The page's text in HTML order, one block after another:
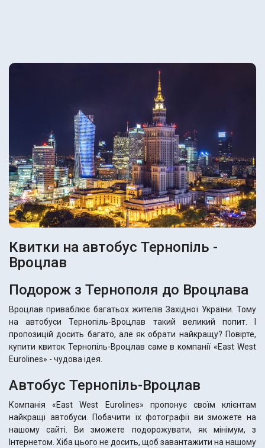
Квитки на автобус Тернопіль -
Вроцлав
Подорож з Тернополя до Вроцлава
Вроцлав приваблює багатьох жителів Західної України. Тому
на автобуси Тернопіль-Вроцлав такий великий попит. І
пропозицій досить багато, але як обрати найкращу? Повірте,
купити квиток Тернопіль-Вроцлав саме в компанії «East West
Eurolines» - чудова ідея.
Автобус Тернопіль-Вроцлав
Компанія «East West Eurolines» пропонує своїм клієнтам
найкращі автобуси. Побачити їх фотографії ви зможете на
нашому сайті. Ви зможете подорожувати, як мінімум, з
Інтернетом. Хіба цього не досить, щоб завантажити на нашому